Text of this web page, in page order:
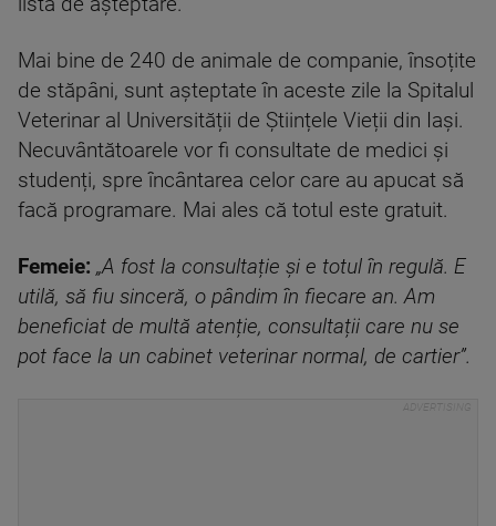
Mai bine de 240 de animale de companie, însoțite
de stăpâni, sunt așteptate în aceste zile la Spitalul
Veterinar al Universității de Științele Vieții din Iași.
Necuvântătoarele vor fi consultate de medici și
studenți, spre încântarea celor care au apucat să
facă programare. Mai ales că totul este gratuit.
Femeie: „A fost la consultație și e totul în regulă. E
utilă, să fiu sinceră, o pândim în fiecare an. Am
beneficiat de multă atenție, consultații care nu se
pot face la un cabinet veterinar normal, de cartier”.